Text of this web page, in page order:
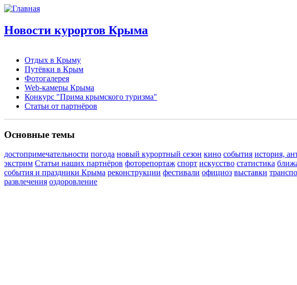
Новости курортов Крыма
Отдых в Крыму
Путёвки в Крым
Фотогалерея
Web-камеры Крыма
Конкурс "Прима крымского туризма"
Статьи от партнёров
Основные темы
достопримечательности погода новый курортный сезон кино события история,
экстрим Статьи наших партнёров фоторепортаж спорт искусство статистика
события и праздники Крыма реконструкции фестивали официоз выставки
развлечения оздоровление